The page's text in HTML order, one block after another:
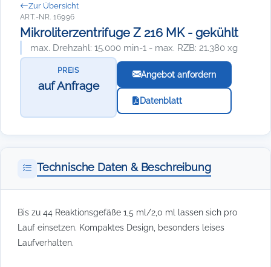
Zur Übersicht
ART.-NR. 16996
Mikroliterzentrifuge Z 216 MK - gekühlt
max. Drehzahl: 15.000 min-1 - max. RZB: 21.380 xg
PREIS
auf Anfrage
Angebot anfordern
Datenblatt
Technische Daten & Beschreibung
Bis zu 44 Reaktionsgefäße 1,5 ml/2,0 ml lassen sich pro
Lauf einsetzen. Kompaktes Design, besonders leises
Laufverhalten.